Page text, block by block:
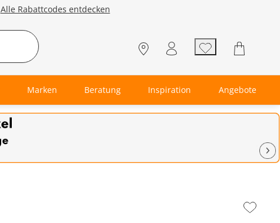
Alle Rabattcodes entdecken
Marken Beratung Inspiration Angebote
Zur